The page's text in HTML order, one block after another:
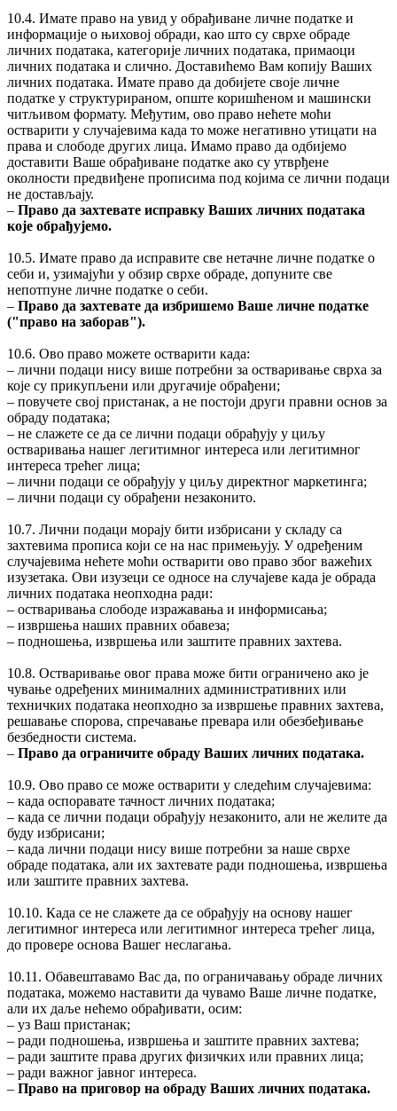
10.4. Имате право на увид у обрађиване личне податке и
информације о њиховој обради, као што су сврхе обраде
личних података, категорије личних података, примаоци
личних података и слично. Доставићемо Вам копију Ваших
личних података. Имате право да добијете своје личне
податке у структурираном, опште коришћеном и машински
читљивом формату. Међутим, ово право нећете моћи
остварити у случајевима када то може негативно утицати на
права и слободе других лица. Имамо право да одбијемо
доставити Ваше обрађиване податке ако су утврђене
околности предвиђене прописима под којима се лични подаци
не достављају.
‒ Право да захтевате исправку Ваших личних података
које обрађујемо.
10.5. Имате право да исправите све нетачне личне податке о
себи и, узимајући у обзир сврхе обраде, допуните све
непотпуне личне податке о себи.
‒ Право да захтевате да избришемо Ваше личне податке
("право на заборав").
10.6. Ово право можете остварити када:
‒ лични подаци нису више потребни за остваривање сврха за
које су прикупљени или другачије обрађени;
‒ повучете свој пристанак, а не постоји други правни основ за
обраду података;
‒ не слажете се да се лични подаци обрађују у циљу
остваривања нашег легитимног интереса или легитимног
интереса трећег лица;
‒ лични подаци се обрађују у циљу директног маркетинга;
‒ лични подаци су обрађени незаконито.
10.7. Лични подаци морају бити избрисани у складу са
захтевима прописа који се на нас примењују. У одређеним
случајевима нећете моћи остварити ово право због важећих
изузетака. Ови изузеци се односе на случајеве када је обрада
личних података неопходна ради:
‒ остваривања слободе изражавања и информисања;
‒ извршења наших правних обавеза;
‒ подношења, извршења или заштите правних захтева.
10.8. Остваривање овог права може бити ограничено ако је
чување одређених минималних административних или
техничких података неопходно за извршење правних захтева,
решавање спорова, спречавање превара или обезбеђивање
безбедности система.
‒ Право да ограничите обраду Ваших личних података.
10.9. Ово право се може остварити у следећим случајевима:
‒ када оспоравате тачност личних података;
‒ када се лични подаци обрађују незаконито, али не желите да
буду избрисани;
‒ када лични подаци нису више потребни за наше сврхе
обраде података, али их захтевате ради подношења, извршења
или заштите правних захтева.
10.10. Када се не слажете да се обрађују на основу нашег
легитимног интереса или легитимног интереса трећег лица,
до провере основа Вашег неслагања.
10.11. Обавештавамо Вас да, по ограничавању обраде личних
података, можемо наставити да чувамо Ваше личне податке,
али их даље нећемо обрађивати, осим:
‒ уз Ваш пристанак;
‒ ради подношења, извршења и заштите правних захтева;
‒ ради заштите права других физичких или правних лица;
‒ ради важног јавног интереса.
‒ Право на приговор на обраду Ваших личних података.